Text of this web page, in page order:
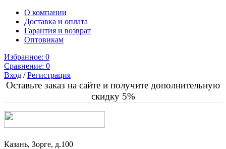
О компании
Доставка и оплата
Гарантия и возврат
Оптовикам
Избранное: 0
Сравнение: 0
Вход /Регистрация
Оставьте заказ на сайте и получите дополнительную
скидку 5%
Казань, Зорге, д.100